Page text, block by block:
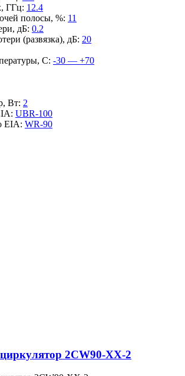
ГГц: 12.4
полосы, %: 11
дБ: 0.2
(развязка), дБ: 20
С: -30 — +70
Вт: 2
: UBR-100
EIA: WR-90
2CW90-XX-2